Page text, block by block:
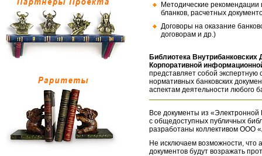
Методические
бланков, расчетных
Договоры на оказание
договорам и др.)
Библиотека
Корпоративной
представляет собой экспертную
нормативных банковских
аспектам деятельности любого
Все документы из «Электронной
с общедоступных публичных
разработаны коллективом ООО
Не исключаем возможности, что
документов будут возражать